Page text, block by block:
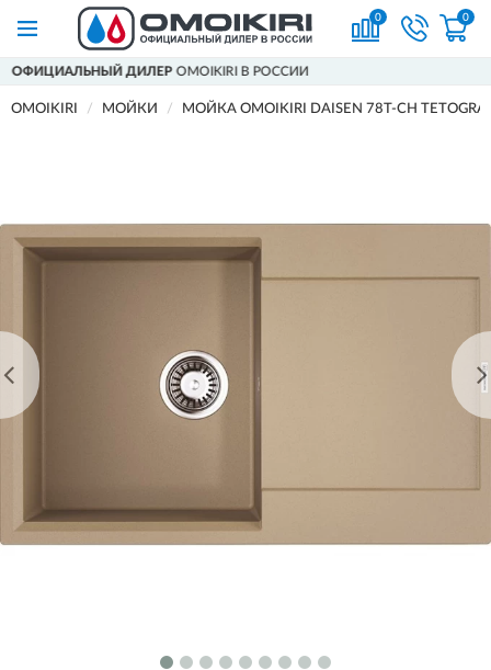
0 0
OMOIKIRI В РОССИИ
OMOIKIRI МОЙКИ МОЙКА OMOIKIRI DAISEN 78T-CH